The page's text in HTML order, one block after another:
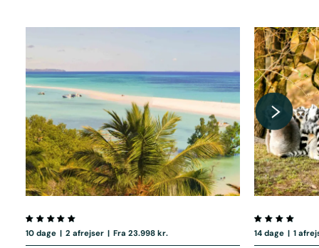
10 dage | 2 afrejser | Fra 23.998 kr. 14 dage | 1